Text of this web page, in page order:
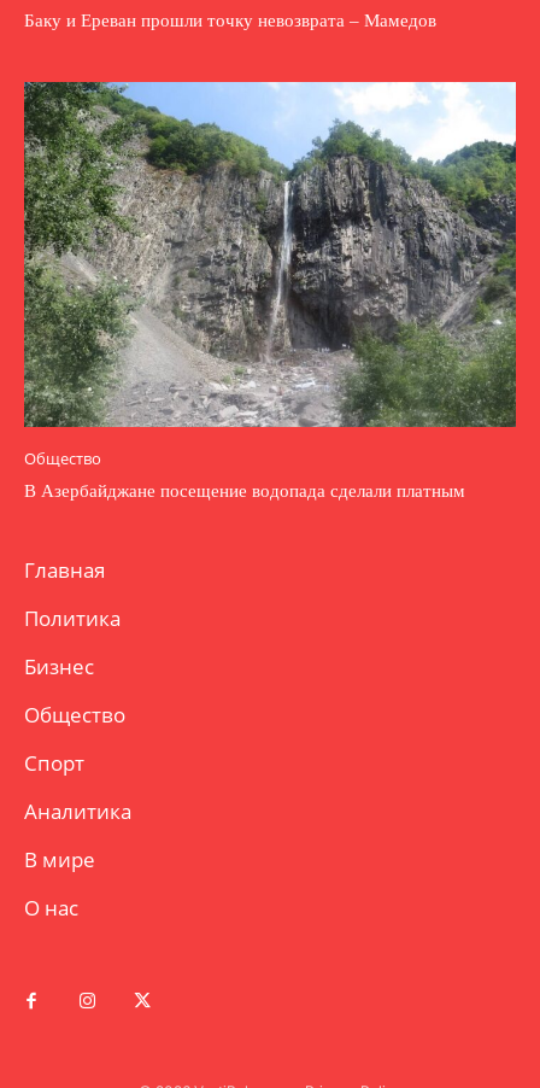
Баку и Ереван прошли точку невозврата – Мамедов
Общество
В Азербайджане посещение водопада сделали платным
Главная
Политика
Бизнес
Общество
Спорт
Аналитика
В мире
О нас